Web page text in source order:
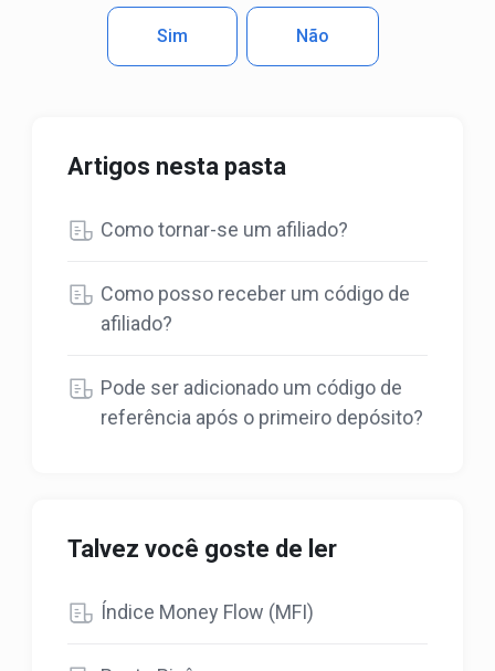
Não
Sim
Artigos nesta pasta
Como tornar-se um afiliado?
Como posso receber um código de
afiliado?
Pode ser adicionado um código de
referência após o primeiro depósito?
Talvez você goste de ler
Índice Money Flow (MFI)